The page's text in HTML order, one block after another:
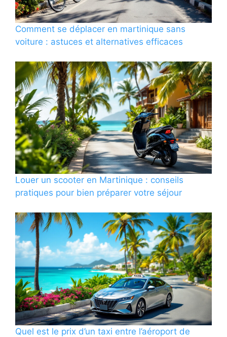
Comment se déplacer en martinique sans
voiture : astuces et alternatives efficaces
Louer un scooter en Martinique : conseils
pratiques pour bien préparer votre séjour
Quel est le prix d’un taxi entre l’aéroport de